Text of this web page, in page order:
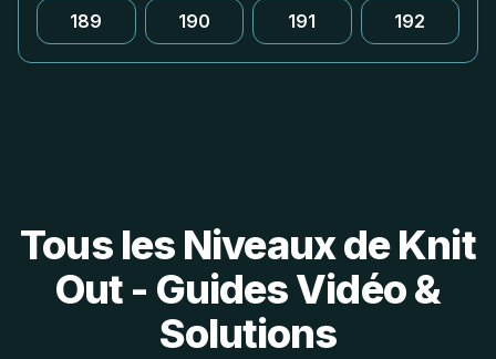
189 190 191 192
Tous les Niveaux de Knit
Out - Guides Vidéo &
Solutions